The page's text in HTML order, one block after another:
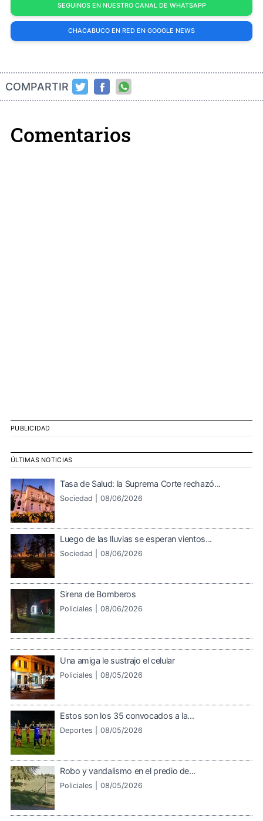
SEGUINOS EN NUESTRO CANAL DE WHATSAPP
CHACABUCO EN RED EN GOOGLE NEWS
COMPARTIR
Comentarios
PUBLICIDAD
ÚLTIMAS NOTICIAS
Tasa de Salud: la Suprema Corte rechazó...
Sociedad | 08/06/2026
Luego de las lluvias se esperan vientos...
Sociedad | 08/06/2026
Sirena de Bomberos
Policiales | 08/06/2026
Una amiga le sustrajo el celular
Policiales | 08/05/2026
Estos son los 35 convocados a la...
Deportes | 08/05/2026
Robo y vandalismo en el predio de...
Policiales | 08/05/2026